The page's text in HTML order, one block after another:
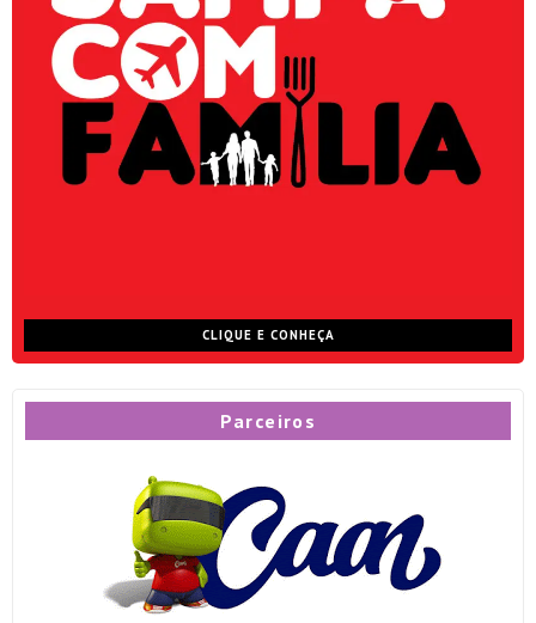
CLIQUE E CONHEÇA
Parceiros